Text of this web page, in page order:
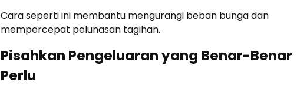
Cara seperti ini membantu mengurangi beban bunga dan
mempercepat pelunasan tagihan.
Pisahkan Pengeluaran yang Benar-Benar
Perlu